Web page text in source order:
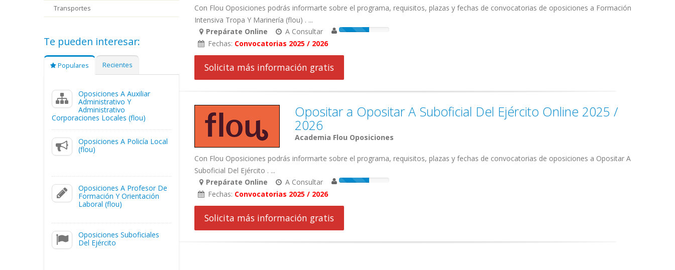
Con Flou Oposiciones podrás informarte sobre el programa, requisitos, plazas y fechas de convocatorias de oposiciones a Formación
Intensiva Tropa Y Marinería (flou) . ...
Prepárate Online
A Consultar
Fechas: Convocatorias 2025 / 2026
Solicita más información gratis
Opositar a Opositar A Suboficial Del Ejército Online 2025 /
2026
Academia Flou Oposiciones
Con Flou Oposiciones podrás informarte sobre el programa, requisitos, plazas y fechas de convocatorias de oposiciones a Opositar A
Suboficial Del Ejército . ...
Prepárate Online
A Consultar
Fechas: Convocatorias 2025 / 2026
Solicita más información gratis
Transportes
Te pueden interesar:
Populares Recientes
Oposiciones A Auxiliar
Administrativo Y
Administrativo
Corporaciones Locales (flou)
Oposiciones A Policía Local
(flou)
Oposiciones A Profesor De
Formación Y Orientación
Laboral (flou)
Oposiciones Suboficiales
Del Ejército